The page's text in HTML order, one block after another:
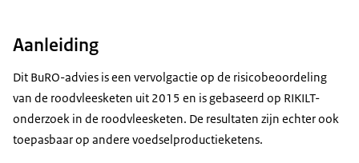
Aanleiding
Dit BuRO-advies is een vervolgactie op de risicobeoordeling
van de roodvleesketen uit 2015 en is gebaseerd op RIKILT-
onderzoek in de roodvleesketen. De resultaten zijn echter ook
toepasbaar op andere voedselproductieketens.